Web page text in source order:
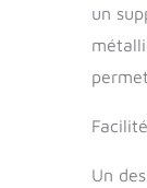
un
Un